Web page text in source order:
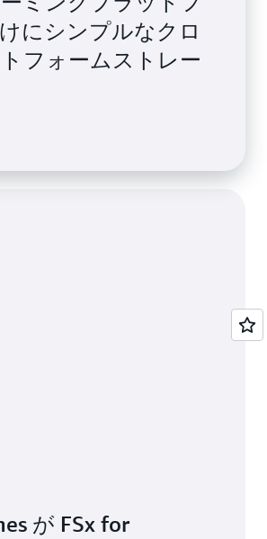
にシンプルなクロ
フォームストレー
が FSx for